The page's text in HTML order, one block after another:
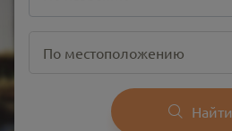
По местоположению
Найти